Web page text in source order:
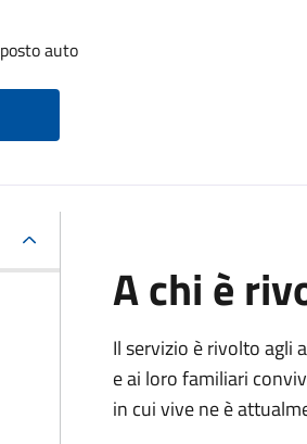
auto
A chi è
Il servizio è rivolto agli
e ai loro familiari
in cui vive ne è